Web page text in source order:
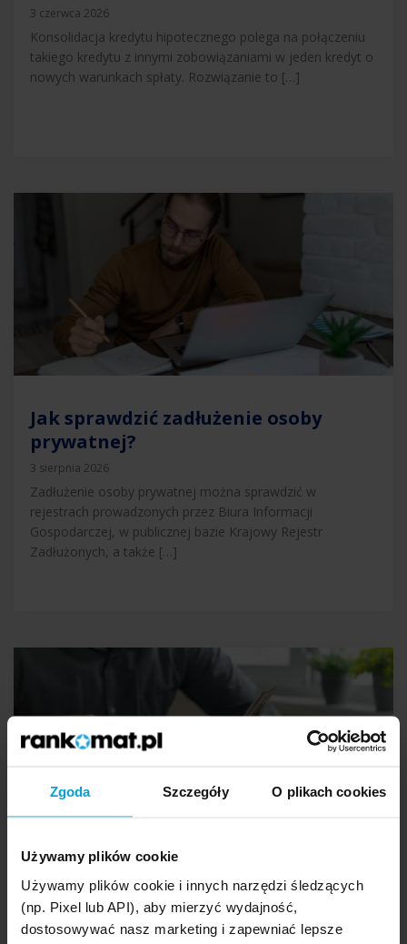
Zgoda Szczegóły O plikach cookies
Używamy plików cookie
Używamy plików cookie i innych narzędzi śledzących
(np. Pixel lub API), aby mierzyć wydajność,
dostosowywać nasz marketing i zapewniać lepsze
3 czerwca 2026
Konsolidacja kredytu hipotecznego polega na połączeniu
takiego kredytu z innymi zobowiązaniami w jeden kredyt o
nowych warunkach spłaty. Rozwiązanie to […]
Jak sprawdzić zadłużenie osoby
prywatnej?
3 sierpnia 2026
Zadłużenie osoby prywatnej można sprawdzić w
rejestrach prowadzonych przez Biura Informacji
Gospodarczej, w publicznej bazie Krajowy Rejestr
Zadłużonych, a także […]
Jak obliczyć ratę i całkowity koszt
kredytu gotówkowego?
4 sierpnia 2026